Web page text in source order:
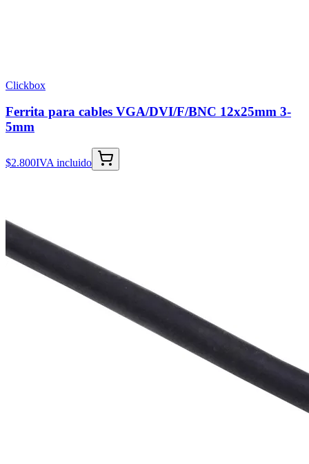
Clickbox
Ferrita para cables VGA/DVI/F/BNC 12x25mm 3-
5mm
$2.800IVA incluido